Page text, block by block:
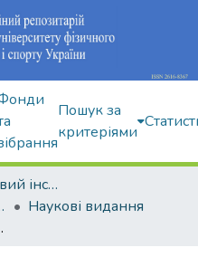
Пошук за
критеріями
Навчально-науковий інститут здоров'я, реабілітації та фізичного виховання
спорту
Наукові видання
життя в процесі фізичного виховання